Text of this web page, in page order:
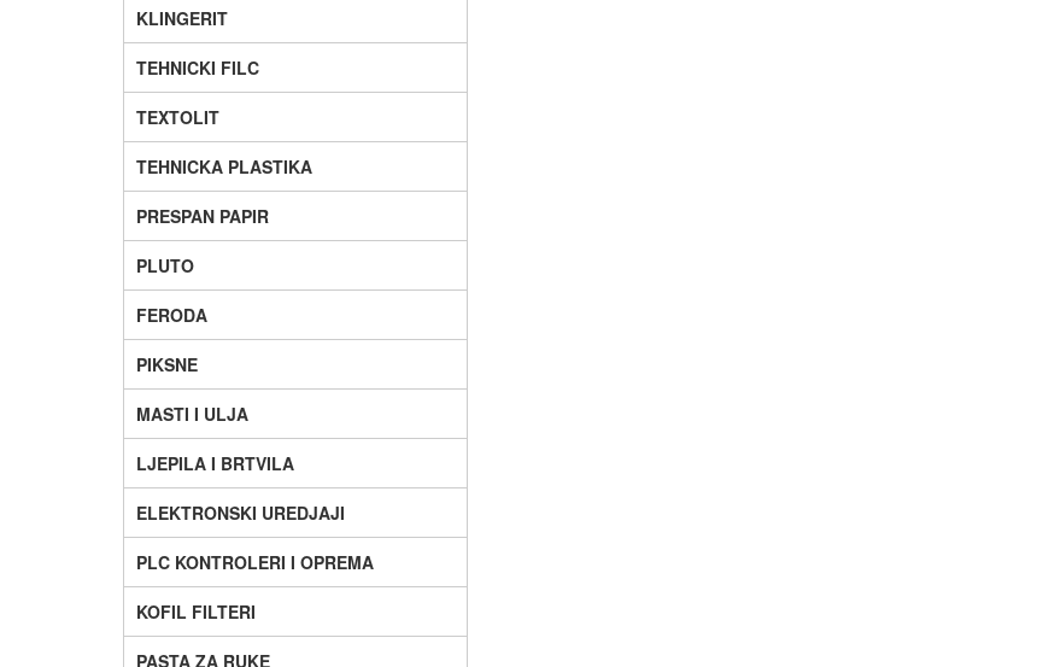
KLINGERIT
TEHNICKI FILC
TEXTOLIT
TEHNICKA PLASTIKA
PRESPAN PAPIR
PLUTO
FERODA
PIKSNE
MASTI I ULJA
LJEPILA I BRTVILA
ELEKTRONSKI UREDJAJI
PLC KONTROLERI I OPREMA
KOFIL FILTERI
PASTA ZA RUKE